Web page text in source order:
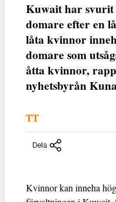
Kuwait har
domare efter en
låta kvinnor
domare som
åtta kvinnor,
nyhetsbyrån
TT
Dela
Kvinnor kan inneha